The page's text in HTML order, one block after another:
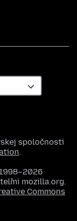
spoločnosti
.
mozilla.org.
Commons